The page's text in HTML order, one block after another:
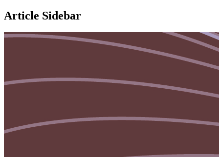
Article Sidebar